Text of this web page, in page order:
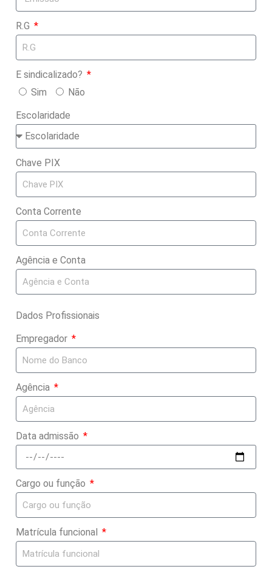
R.G
E sindicalizado?
Sim
Não
Escolaridade
Chave PIX
Conta Corrente
Agência e Conta
Dados Profissionais
Empregador
Agência
Data admissão
Cargo ou função
Matrícula funcional